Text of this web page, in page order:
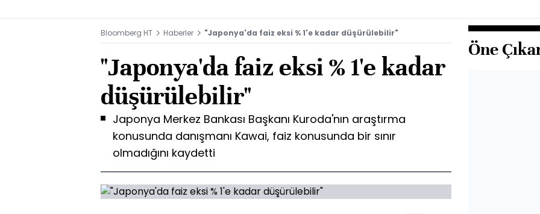
Bloomberg HT Haberler "Japonya'da faiz eksi % 1'e kadar düşürülebilir"
"Japonya'da faiz eksi % 1'e kadar
düşürülebilir"
Japonya Merkez Bankası Başkanı Kuroda'nın araştırma
konusunda danışmanı Kawai, faiz konusunda bir sınır
olmadığını kaydetti
Öne